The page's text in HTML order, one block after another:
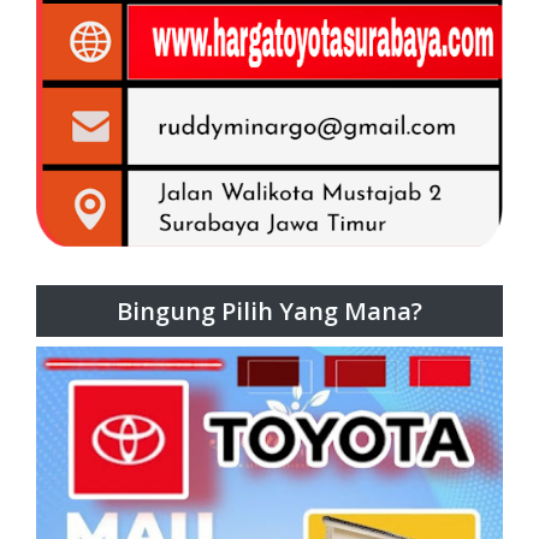
Bingung Pilih Yang Mana?